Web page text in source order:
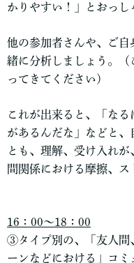
かりやすい！」とおっし
他の参加者さんや、ご自
緒に分析しましょう。
ってきてください）
これが出来ると、「な
があるんだな」などと、
とも、理解、受け入れ
間関係における摩擦、ス
16：00～18：00
③タイプ別の、「友人間
ーンなどにおける」コミ